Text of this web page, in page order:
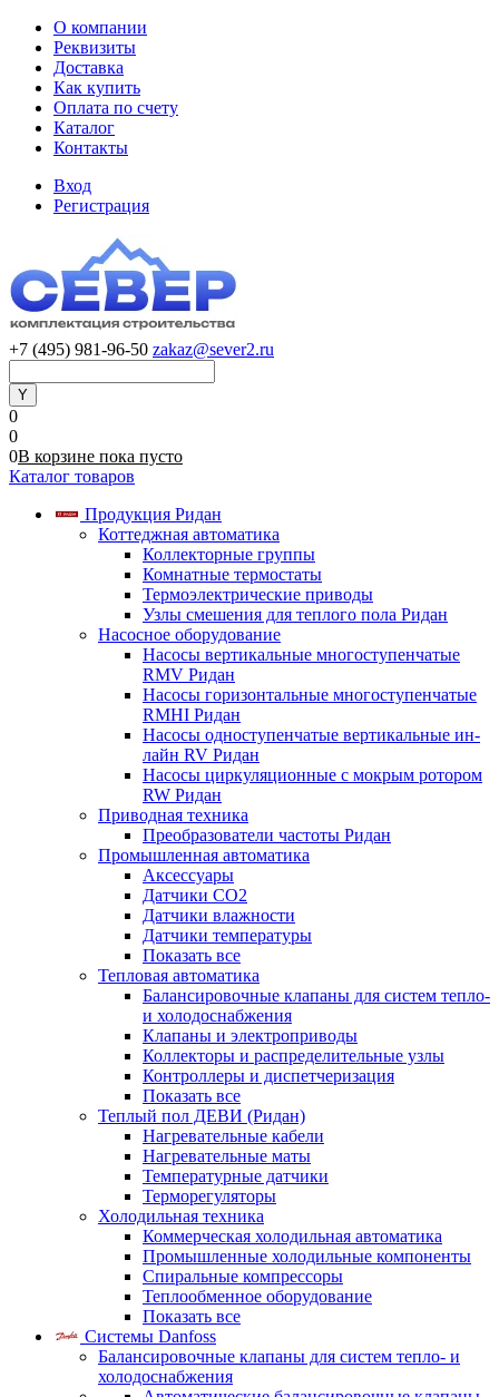
О компании
Реквизиты
Доставка
Как купить
Оплата по счету
Каталог
Контакты
Вход
Регистрация
+7 (495) 981-96-50 zakaz@sever2.ru
0
0
0В корзине пока пусто
Каталог товаров
Продукция Ридан
Коттеджная автоматика
Коллекторные группы
Комнатные термостаты
Термоэлектрические приводы
Узлы смешения для теплого пола Ридан
Насосное оборудование
Насосы вертикальные многоступенчатые
RMV Ридан
Насосы горизонтальные многоступенчатые
RMHI Ридан
Насосы одноступенчатые вертикальные ин-
лайн RV Ридан
Насосы циркуляционные с мокрым ротором
RW Ридан
Приводная техника
Преобразователи частоты Ридан
Промышленная автоматика
Аксессуары
Датчики CO2
Датчики влажности
Датчики температуры
Показать все
Тепловая автоматика
Балансировочные клапаны для систем тепло-
и холодоснабжения
Клапаны и электроприводы
Коллекторы и распределительные узлы
Контроллеры и диспетчеризация
Показать все
Теплый пол ДЕВИ (Ридан)
Нагревательные кабели
Нагревательные маты
Температурные датчики
Терморегуляторы
Холодильная техника
Коммерческая холодильная автоматика
Промышленные холодильные компоненты
Спиральные компрессоры
Теплообменное оборудование
Показать все
Системы Danfoss
Балансировочные клапаны для систем тепло- и
холодоснабжения